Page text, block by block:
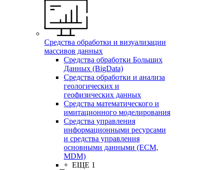
Средства обработки и визуализации
массивов данных
Средства обработки Больших
Данных (BigData)
Средства обработки и анализа
геологических и
геофизических данных
Средства математического и
имитационного моделирования
Средства управления
информационными ресурсами
и средства управления
основными данными (ECM,
MDM)
+ ЕЩЕ 1